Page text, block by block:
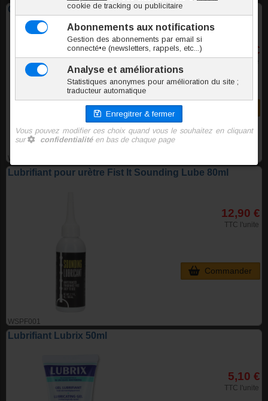
Gel stimulant féminin Lady Orgasm
WQCI301
6,70 €
TTC l'unite
Lubrifiant pour urètre Fist It Sounding Lube 80ml
WSPF001
12,90 €
TTC l'unite
Commander
Lubrifiant Lubrix 50ml
5,10 €
TTC l'unite